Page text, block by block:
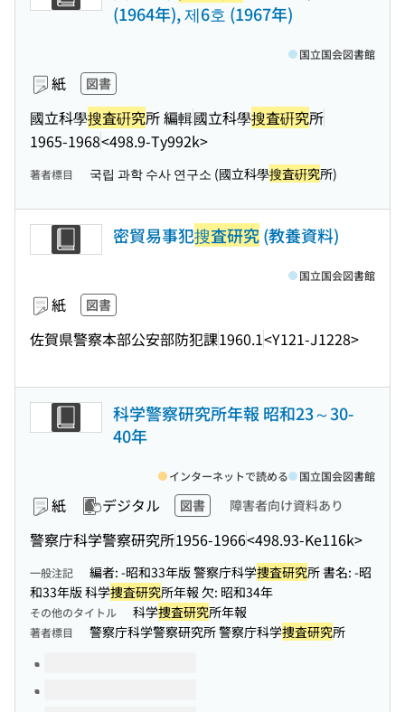
(1964年), 제6호 (1967年)
紙 図書
國立科學搜査硏究所 編輯國立科學搜査硏究所
1965-1968<498.9-Ty992k>
国立国会図書館
著者標目 국립 과학 수사 연구소 (國立科學搜査硏究所)
密貿易事犯搜査研究(教養資料)
紙 図書
佐賀県警察本部公安部防犯課1960.1<Y121-J1228>
国立国会図書館
科学警察研究所年報 昭和23～30-
40年
紙 デジタル 図書 障害者向け資料あり
警察庁科学警察研究所1956-1966<498.93-Ke116k>
インターネットで読める 国立国会図書館
一般注記 編者: -昭和33年版 警察庁科学捜査研究所 書名: -昭
和33年版 科学捜査研究所年報 欠: 昭和34年
その他のタイトル 科学捜査研究所年報
著者標目 警察庁科学警察研究所 警察庁科学捜査研究所
このタイトルの巻号